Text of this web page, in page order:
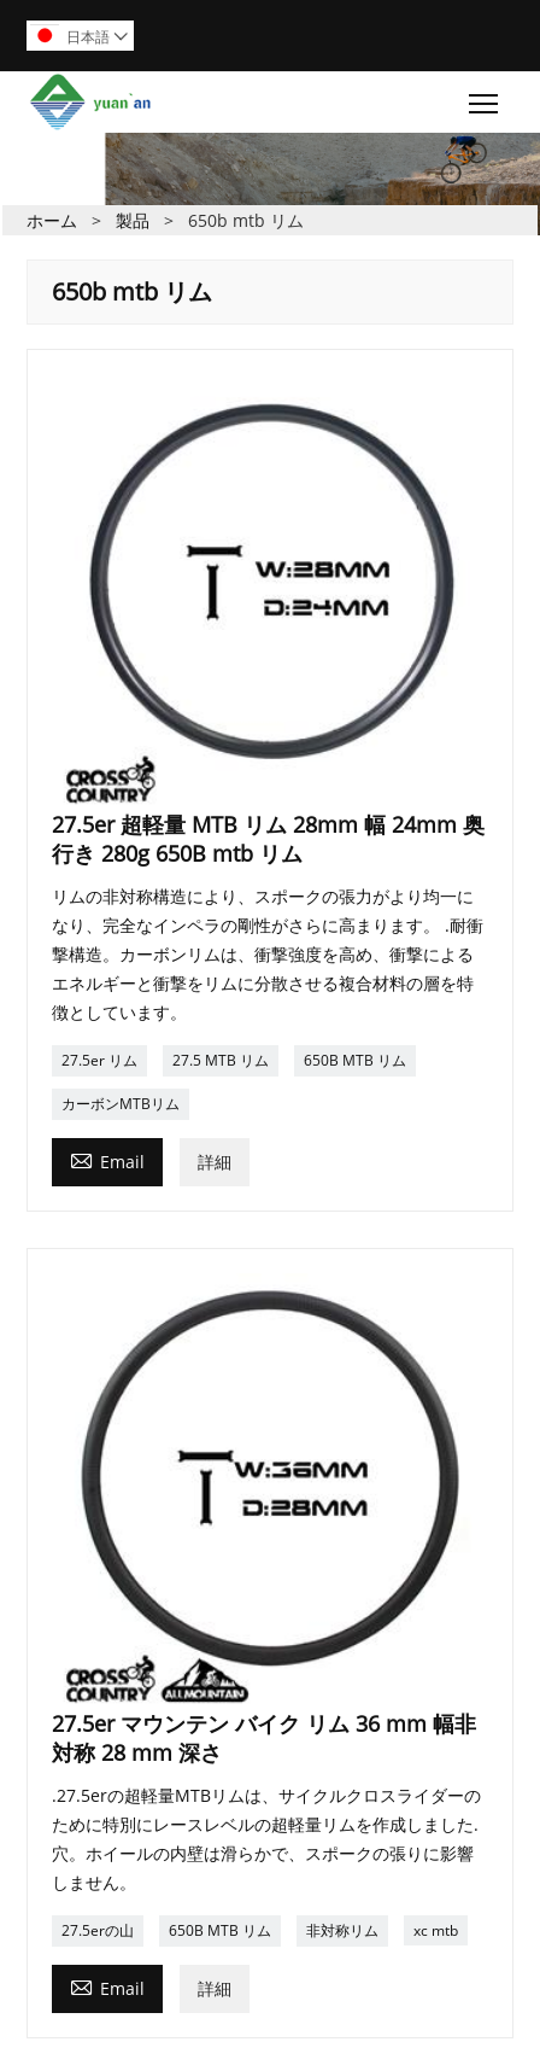
日本語 
ホーム > 製品 > 650b mtb リム
650b mtb リム
27.5er 超軽量 MTB リム 28mm 幅 24mm 奥
行き 280g 650B mtb リム
リムの非対称構造により、スポークの張力がより均一に
なり、完全なインペラの剛性がさらに高まります。 .耐衝
撃構造。カーボンリムは、衝撃強度を高め、衝撃による
エネルギーと衝撃をリムに分散させる複合材料の層を特
徴としています。
27.5er リム 27.5 MTB リム 650B MTB リム
カーボンMTBリム
 Email 詳細
27.5er マウンテン バイク リム 36 mm 幅非
対称 28 mm 深さ
.27.5erの超軽量MTBリムは、サイクルクロスライダーの
ために特別にレースレベルの超軽量リムを作成しました.
穴。ホイールの内壁は滑らかで、スポークの張りに影響
しません。
27.5erの山 650B MTB リム 非対称リム xc mtb
 Email 詳細